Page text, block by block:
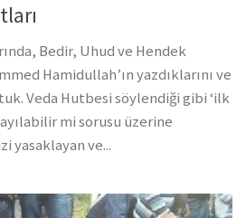
Bedir, Uhud ve Hendek
Hamidullah’ın yazdıklarını ve
Veda Hutbesi söylendiği gibi ‘ilk
mi sorusu üzerine
yasaklayan ve...